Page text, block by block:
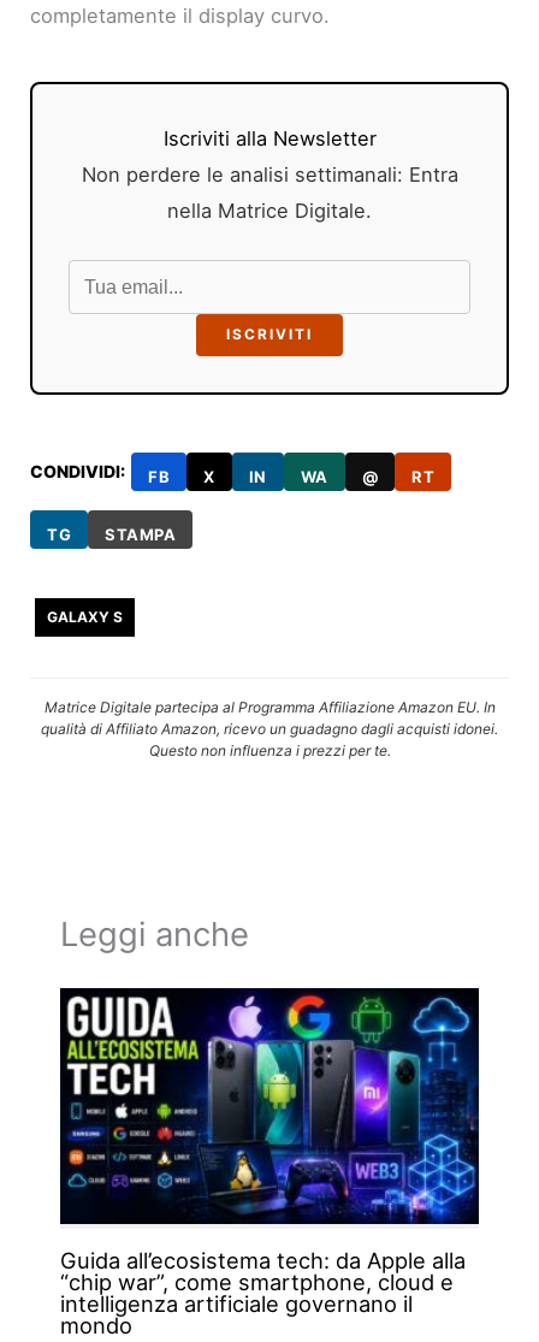
completamente il display curvo.
Iscriviti alla Newsletter
Non perdere le analisi settimanali: Entra
nella Matrice Digitale.
ISCRIVITI
CONDIVIDI: FB X IN WA @ RT
TG STAMPA
GALAXY S
Matrice Digitale partecipa al Programma Affiliazione Amazon EU. In
qualità di Affiliato Amazon, ricevo un guadagno dagli acquisti idonei.
Questo non influenza i prezzi per te.
Leggi anche
Guida all’ecosistema tech: da Apple alla
“chip war”, come smartphone, cloud e
intelligenza artificiale governano il
mondo